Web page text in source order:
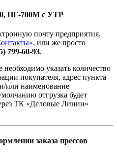
ПГ-700М с УТР
почту предприятия,
, или же просто
799-60-93.
указать количество
покупателя, адрес пункта
или наименование
отгрузка будет
ТК «Деловые Линии»
заказа прессов